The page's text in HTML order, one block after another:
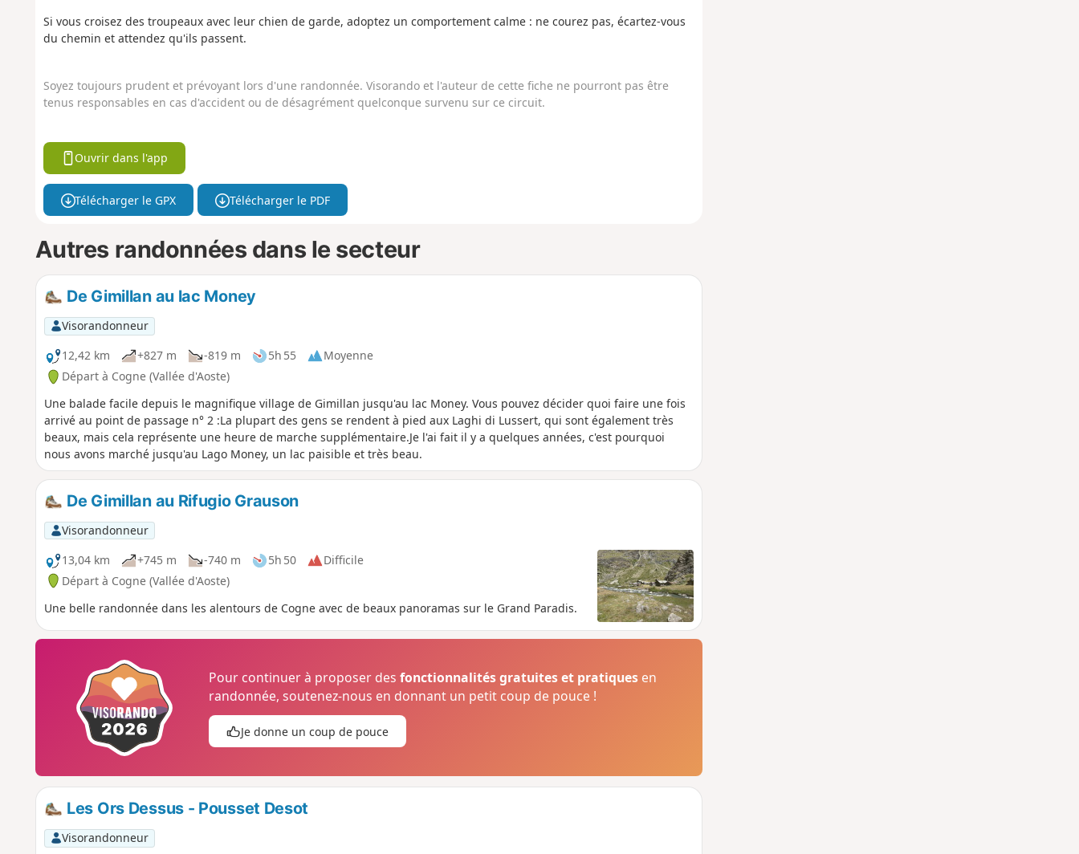
Si vous croisez des troupeaux avec leur chien de garde, adoptez un comportement calme : ne courez pas, écartez-vous
du chemin et attendez qu'ils passent.
Soyez toujours prudent et prévoyant lors d'une randonnée. Visorando et l'auteur de cette fiche ne pourront pas être
tenus responsables en cas d'accident ou de désagrément quelconque survenu sur ce circuit.
Ouvrir dans l'app
Télécharger le GPX Télécharger le PDF
Autres randonnées dans le secteur
De Gimillan au lac Money
Visorandonneur
12,42 km
+827 m -819 m 5h 55
Moyenne
Départ à Cogne (Vallée d'Aoste)
Une balade facile depuis le magnifique village de Gimillan jusqu'au lac Money. Vous pouvez décider quoi faire une fois
arrivé au point de passage n° 2 :La plupart des gens se rendent à pied aux Laghi di Lussert, qui sont également très
beaux, mais cela représente une heure de marche supplémentaire.Je l'ai fait il y a quelques années, c'est pourquoi
nous avons marché jusqu'au Lago Money, un lac paisible et très beau.
De Gimillan au Rifugio Grauson
Visorandonneur
13,04 km
+745 m -740 m 5h 50
Difficile
Départ à Cogne (Vallée d'Aoste)
Une belle randonnée dans les alentours de Cogne avec de beaux panoramas sur le Grand Paradis.
Pour continuer à proposer desfonctionnalités gratuites et pratiques en
randonnée, soutenez-nous en donnant un petit coup de pouce !
Je donne un coup de pouce
Les Ors Dessus - Pousset Desot
Visorandonneur